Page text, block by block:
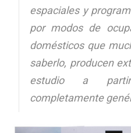
espaciales y
por modos de
domésticos que
saberlo, producen
estudio a
completamente